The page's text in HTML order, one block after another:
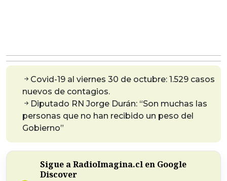
Covid-19 al viernes 30 de octubre: 1.529 casos
nuevos de contagios.
Diputado RN Jorge Durán: “Son muchas las
personas que no han recibido un peso del
Gobierno”
Sigue a RadioImagina.cl en Google
Discover